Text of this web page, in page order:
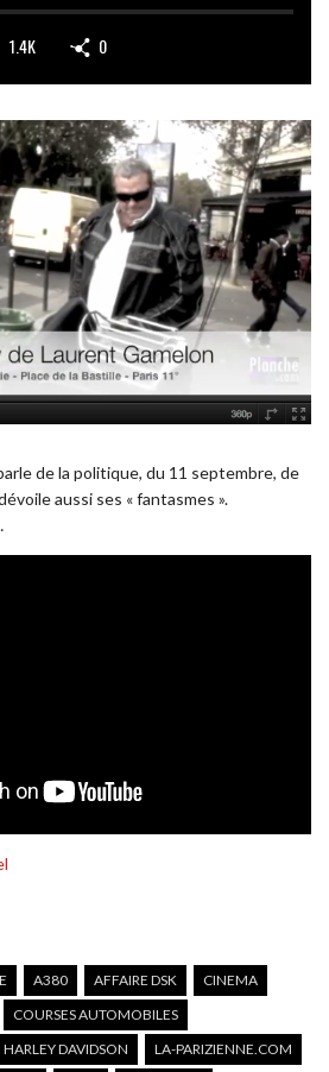
1.4K 0
de la politique, du 11 septembre, de
aussi ses « fantasmes ».
A380 AFFAIRE DSK
CINEMA
COURSES AUTOMOBILES
HARLEY DAVIDSON
LA-PARIZIENNE.COM